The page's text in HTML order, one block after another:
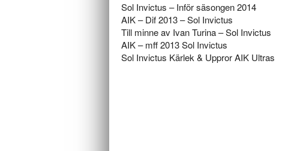
Sol Invictus – Inför säsongen 2014
AIK – Dif 2013 – Sol Invictus
Till minne av Ivan Turina – Sol Invictus
AIK – mff 2013 Sol Invictus
Sol Invictus Kärlek & Uppror AIK Ultras